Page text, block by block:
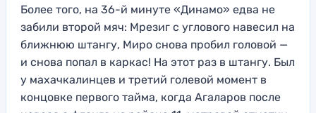
Более того, на 36-й минуте «Динамо» едва не
забили второй мяч: Мрезиг с углового навесил на
ближнюю штангу, Миро снова пробил головой —
и снова попал в каркас! На этот раз в штангу. Был
у махачкалинцев и третий голевой момент в
концовке первого тайма, когда Агаларов после